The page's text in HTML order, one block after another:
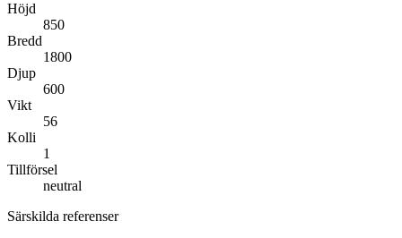
Höjd
850
Bredd
1800
Djup
600
Vikt
56
Kolli
1
Tillförsel
neutral
Särskilda referenser